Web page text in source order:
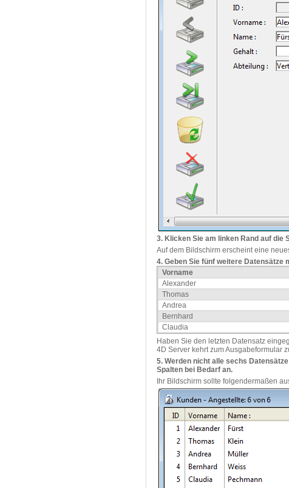
3. Klicken Sie am linken Rand auf die
Auf dem Bildschirm erscheint eine
4. Geben Sie fünf weitere Datensätze
Vorname
Alexander
Thomas
Andrea
Bernhard
Claudia
Haben Sie den letzten Datensatz
4D Server kehrt zum Ausgabeformular
5. Werden nicht alle sechs
Spalten bei Bedarf an.
Ihr Bildschirm sollte folgendermaßen